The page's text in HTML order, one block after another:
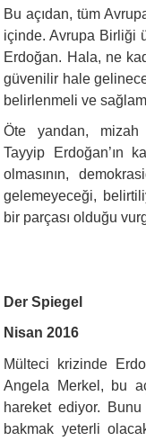
Bu açıdan, tüm
içinde. Avrupa Birliği
Erdoğan. Hala, ne
güvenilir hale
belirlenmeli ve sağlam
Öte yandan, mizah
Tayyip Erdoğan’ın
olmasının,
gelemeyeceği,
bir parçası olduğu
Der Spiegel
Nisan 2016
Mülteci krizinde
Angela Merkel, bu
hareket ediyor.
bakmak yeterli